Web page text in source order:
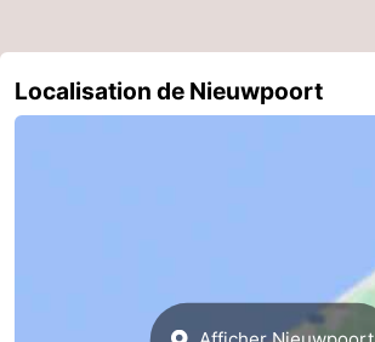
Localisation de Nieuwpoort